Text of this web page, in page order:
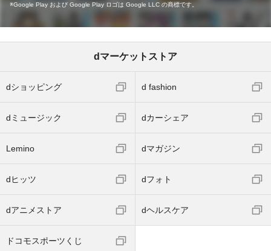
Google Play および Google Play ロゴは Google LLC の商標です。
dマーケットストア
dショッピング d fashion
dミュージック dカーシェア
Lemino dマガジン
dヒッツ dフォト
dアニメストア dヘルスケア
ドコモスポーツくじ